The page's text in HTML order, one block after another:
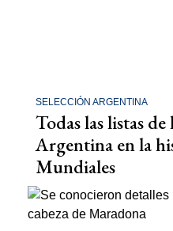
SELECCIÓN ARGENTINA
Todas las listas de
Argentina en la
Mundiales